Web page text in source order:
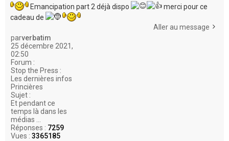
Emancipation part 2 déjà dispo
merci pour ce
cadeau de
Aller au message
parverbatim
25 décembre 2021,
02:50
Forum :
Stop the Press :
Les dernières infos
Princières
Sujet :
Et pendant ce
temps là dans les
médias ...
Réponses : 7259
Vues : 3365185